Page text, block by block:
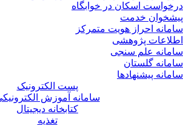
اسکان در خوابگاه
خدمت
احراز هویت متمرکز
پژوهشی
علم سنجی
گلستان
پیشنهادها
پست الکترونیک
سامانه آموزش الکترونیکی
کتابخانه دیجیتال
تغذیه